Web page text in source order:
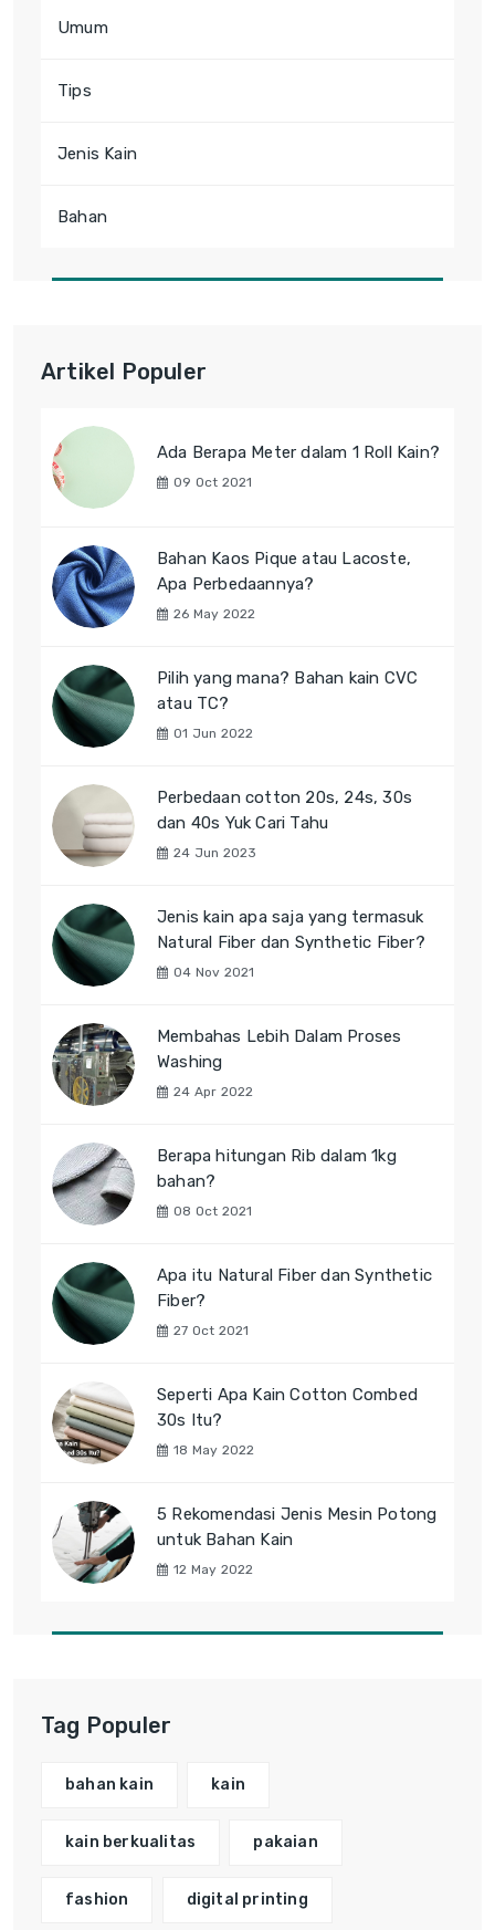
Umum
Tips
Jenis Kain
Bahan
Artikel Populer
Ada Berapa Meter dalam 1 Roll Kain?
09 Oct 2021
Bahan Kaos Pique atau Lacoste,
Apa Perbedaannya?
26 May 2022
Pilih yang mana? Bahan kain CVC
atau TC?
01 Jun 2022
Perbedaan cotton 20s, 24s, 30s
dan 40s Yuk Cari Tahu
24 Jun 2023
Jenis kain apa saja yang termasuk
Natural Fiber dan Synthetic Fiber?
04 Nov 2021
Membahas Lebih Dalam Proses
Washing
24 Apr 2022
Berapa hitungan Rib dalam 1kg
bahan?
08 Oct 2021
Apa itu Natural Fiber dan Synthetic
Fiber?
27 Oct 2021
Seperti Apa Kain Cotton Combed
30s Itu?
18 May 2022
5 Rekomendasi Jenis Mesin Potong
untuk Bahan Kain
12 May 2022
Tag Populer
bahan kain kain
kain berkualitas pakaian
fashion digital printing